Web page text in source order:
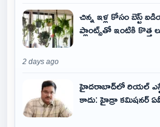
చిన్న ఇళ్ల కోసం బెస్ట్
ప్లాంట్స్‌తో ఇంటికి కొత్త
2 days ago
హైదరాబాద్‌లో రియల్
కాదు: హైడ్రా కమిషనర్